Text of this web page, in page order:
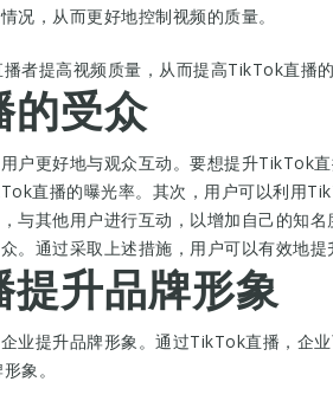
况，从而更好地控制视频的质量。
者提高视频质量，从而提高TikTok直播的
受众
户更好地与观众互动。要想提升TikTok
直播的曝光率。其次，用户可以利用
与其他用户进行互动，以增加自己的知
通过采取上述措施，用户可以有效地提
升品牌形象
业提升品牌形象。通过TikTok直播，企
象。